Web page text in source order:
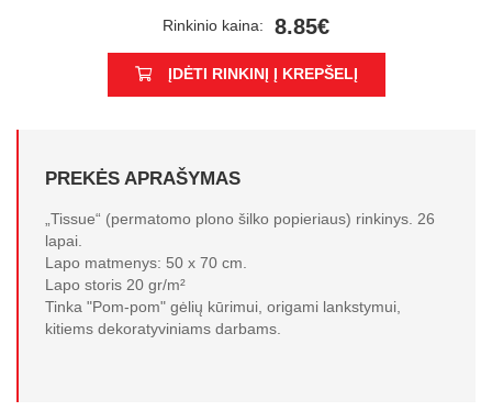
Rinkinio kaina: 8.85€
ĮDĖTI RINKINĮ Į KREPŠELĮ
PREKĖS APRAŠYMAS
„Tissue“ (permatomo plono šilko popieriaus) rinkinys. 26
lapai.
Lapo matmenys: 50 x 70 cm.
Lapo storis 20 gr/m²
Tinka "Pom-pom" gėlių kūrimui, origami lankstymui,
kitiems dekoratyviniams darbams.